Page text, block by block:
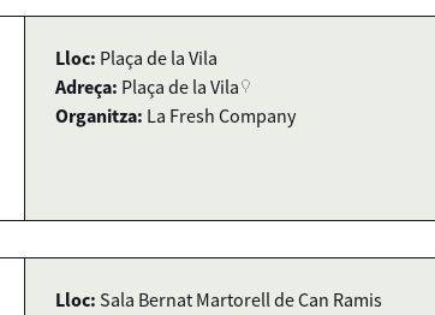
Lloc: Plaça de la Vila
Adreça: Plaça de la Vila
Organitza: La Fresh Company
Lloc: Sala Bernat Martorell de Can Ramis